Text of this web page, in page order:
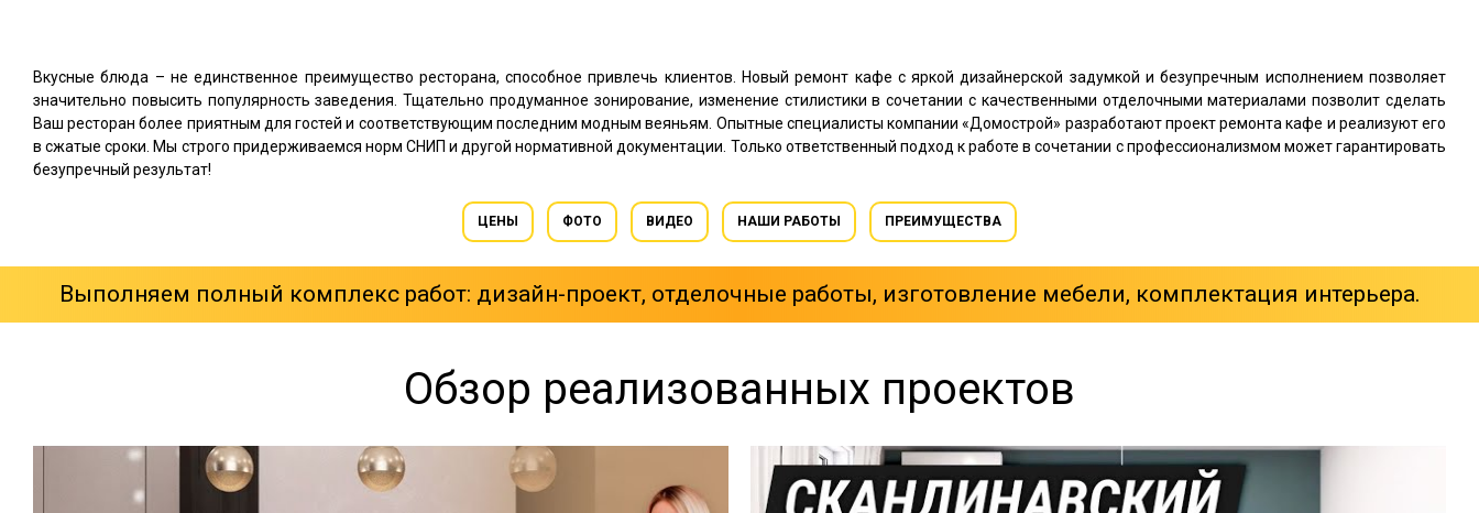
Вкусные блюда – не единственное преимущество ресторана, способное привлечь клиентов. Новый ремонт кафе с яркой дизайнерской задумкой и безупречным исполнением позволяет
значительно повысить популярность заведения. Тщательно продуманное зонирование, изменение стилистики в сочетании с качественными отделочными материалами позволит сделать
Ваш ресторан более приятным для гостей и соответствующим последним модным веяньям. Опытные специалисты компании «Домострой» разработают проект ремонта кафе и реализуют его
в сжатые сроки. Мы строго придерживаемся норм СНИП и другой нормативной документации. Только ответственный подход к работе в сочетании с профессионализмом может гарантировать
безупречный результат!
ЦЕНЫ ФОТО ВИДЕО НАШИ РАБОТЫ ПРЕИМУЩЕСТВА
Выполняем полный комплекс работ: дизайн-проект, отделочные работы, изготовление мебели, комплектация интерьера.
Обзор реализованных проектов